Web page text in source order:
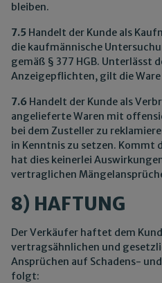
bleiben.
7.5 Handelt der Kunde als
die kaufmännische
gemäß § 377 HGB. Unterlässt
Anzeigepflichten, gilt die
7.6 Handelt der Kunde als
angelieferte Waren mit
bei dem Zusteller zu
in Kenntnis zu setzen. Kommt
hat dies keinerlei
vertraglichen
8) HAFTUNG
Der Verkäufer haftet dem
vertragsähnlichen und
Ansprüchen auf Schadens-
folgt: